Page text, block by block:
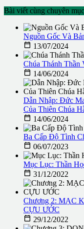
Bài viết cùng chuyên mục
Nguồn Gốc Và
 13/07/2024
Chúa Thánh
 14/06/2024
Dẫn Nhập: Ðức
Của Thiên Chúa
 14/06/2024
Ba Cấp Độ Tình
 06/07/2023
Mục Lục: Thần
 31/12/2022
Chương 2: MẠC
CỰU ƯỚC
 29/12/2022